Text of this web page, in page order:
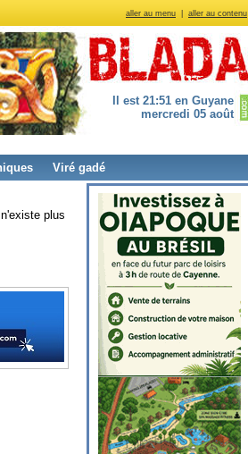
aller au menu aller au contenu
Il est 21:51 en Guyane
mercredi 05 août
Viré gadé
plus